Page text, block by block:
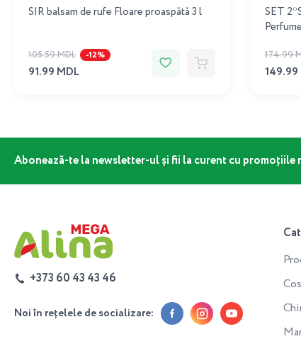
SIR balsam de rufe Floare proaspătă 3 l
105.59 MDL -12%
91.99 MDL
SET
174.99
149.99
Abonează-te la newsletter-ul și fii la curent cu promoțiile
+373 60 43 43 46
Noi în rețelele de socializare: